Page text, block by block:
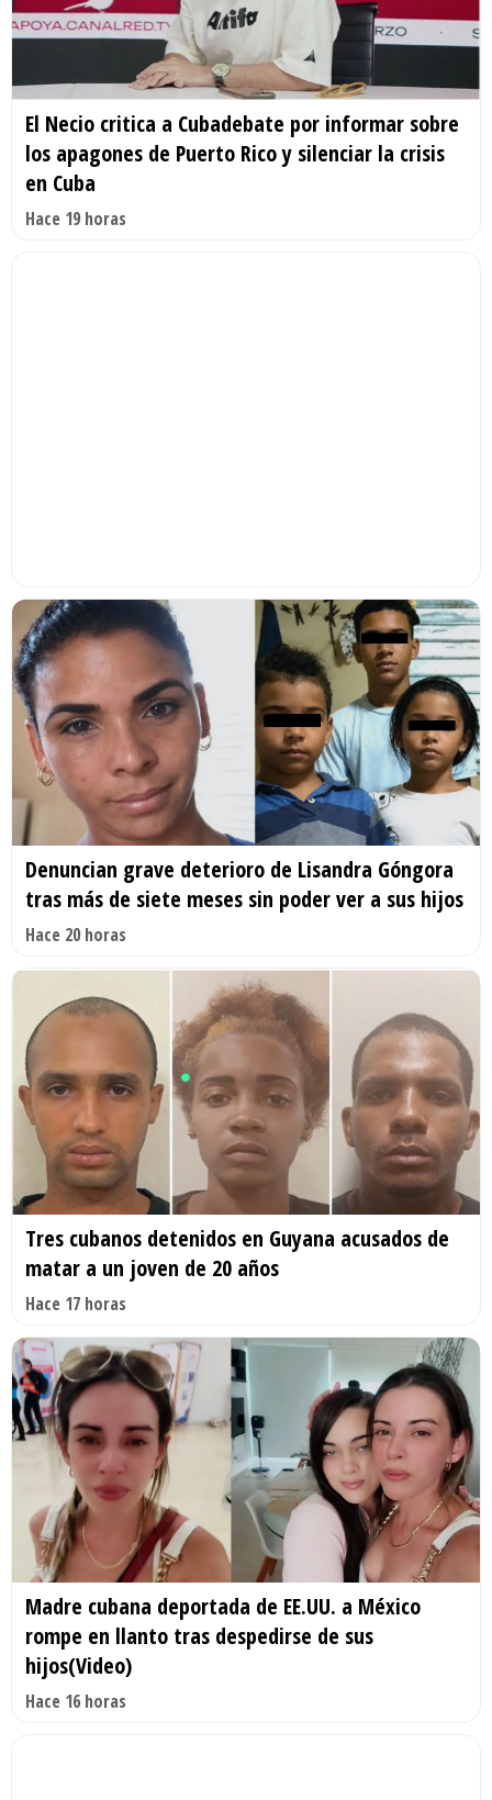
El Necio critica a Cubadebate por informar sobre
los apagones de Puerto Rico y silenciar la crisis
en Cuba
Hace 19 horas
Denuncian grave deterioro de Lisandra Góngora
tras más de siete meses sin poder ver a sus hijos
Hace 20 horas
Tres cubanos detenidos en Guyana acusados de
matar a un joven de 20 años
Hace 17 horas
Madre cubana deportada de EE.UU. a México
rompe en llanto tras despedirse de sus
hijos(Video)
Hace 16 horas